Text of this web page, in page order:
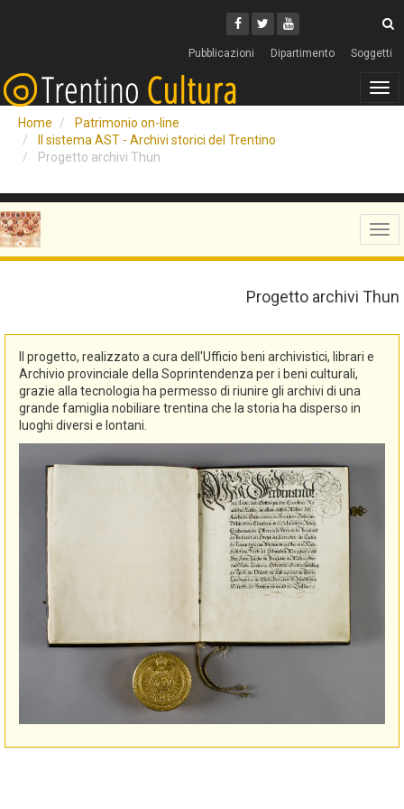
Facebook
Twitter
Youtube
Pubblicazioni Dipartimento Soggetti
Home
Patrimonio on-line
Il sistema AST - Archivi storici del Trentino
Progetto archivi Thun
Progetto archivi Thun
Il progetto, realizzato a cura dell'Ufficio beni archivistici, librari e
Archivio provinciale della Soprintendenza per i beni culturali,
grazie alla tecnologia ha permesso di riunire gli archivi di una
grande famiglia nobiliare trentina che la storia ha disperso in
luoghi diversi e lontani.